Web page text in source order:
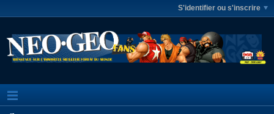
S'identifier ou s'inscrire